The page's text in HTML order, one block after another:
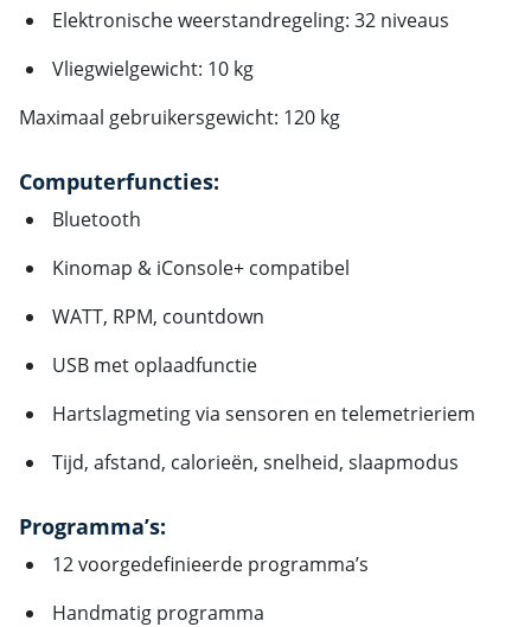
Elektronische weerstandregeling: 32 niveaus
Vliegwielgewicht: 10 kg
Maximaal gebruikersgewicht: 120 kg
Computerfuncties:
Bluetooth
Kinomap & iConsole+ compatibel
WATT, RPM, countdown
USB met oplaadfunctie
Hartslagmeting via sensoren en telemetrieriem
Tijd, afstand, calorieën, snelheid, slaapmodus
Programma’s:
12 voorgedefinieerde programma’s
Handmatig programma